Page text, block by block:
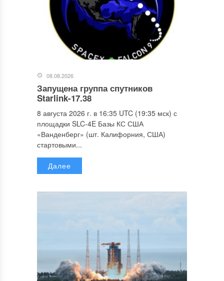
08.08.2026
Запущена группа спутников
Starlink-17.38
8 августа 2026 г. в 16:35 UTC (19:35 мск) с
площадки SLC-4E Базы КС США
«Ванденберг» (шт. Калифорния, США)
стартовыми...
Далее